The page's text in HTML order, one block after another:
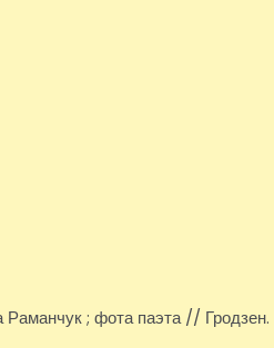
; фота паэта // Гродзен.